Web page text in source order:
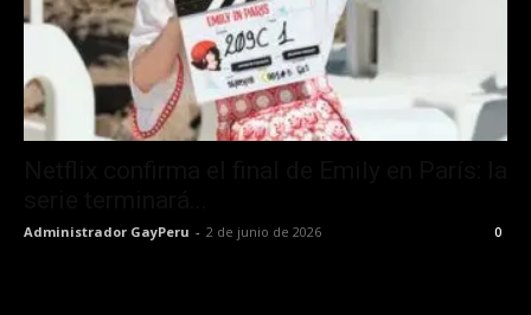
Administrador GayPeru - 2 de junio de 2026 0